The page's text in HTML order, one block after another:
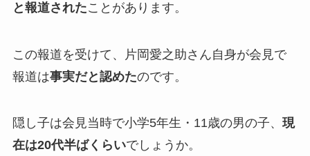
と報道されたことがあります。
この報道を受けて、片岡愛之助さん自身が会見で
報道は事実だと認めたのです。
隠し子は会見当時で小学5年生・11歳の男の子、 現
在は20代半ばくらいでしょうか。